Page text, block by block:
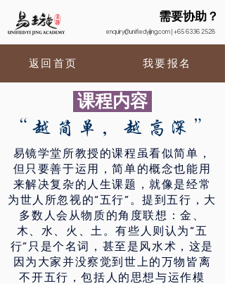
需要协助？
enquiry@unifiedyijing.com +65 6336 2528
返回首页 我要报名
课程内容
“越简单，越高深”
易镜学堂所教授的课程虽看似简单，
但只要善于运用，简单的概念也能用
来解决复杂的人生课题，就像是经常
为世人所忽视的“五行”。提到五行，大
多数人会从物质的角度联想：金、
木、水、火、土。有些人则认为“五
行”只是个名词，甚至是风水术，这是
因为大家并没察觉到世上的万物皆离
不开五行，包括人的思想与运作模